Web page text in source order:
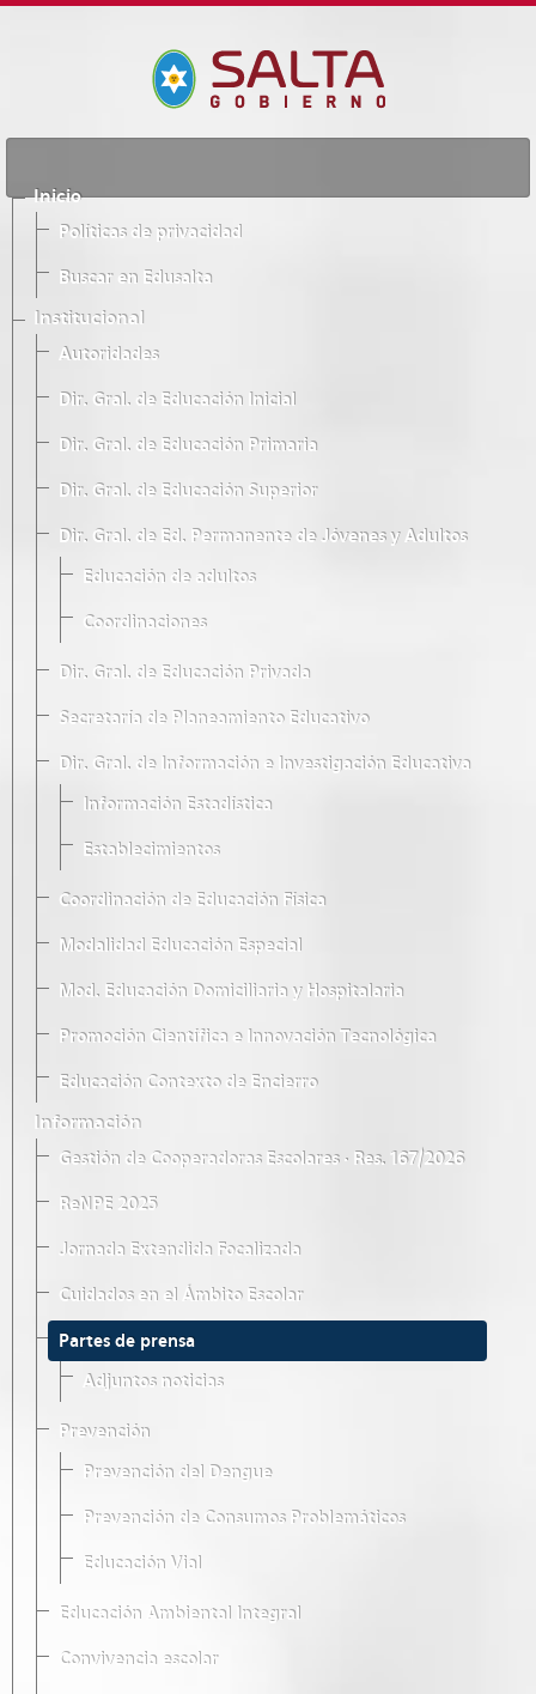
Inicio
Políticas de privacidad
Buscar en Edusalta
Institucional
Autoridades
Dir. Gral. de Educación Inicial
Dir. Gral. de Educación Primaria
Dir. Gral. de Educación Superior
Dir. Gral. de Ed. Permanente de Jóvenes y Adultos
Educación de adultos
Coordinaciones
Dir. Gral. de Educación Privada
Secretaría de Planeamiento Educativo
Dir. Gral. de Información e Investigación Educativa
Información Estadística
Establecimientos
Coordinación de Educación Física
Modalidad Educación Especial
Mod. Educación Domiciliaria y Hospitalaria
Promoción Científica e Innovación Tecnológica
Educación Contexto de Encierro
Información
Gestión de Cooperadoras Escolares · Res. 167/2026
ReNPE 2025
Jornada Extendida Focalizada
Cuidados en el Ámbito Escolar
Partes de prensa
Adjuntos noticias
Prevención
Prevención del Dengue
Prevención de Consumos Problemáticos
Educación Vial
Educación Ambiental Integral
Convivencia escolar